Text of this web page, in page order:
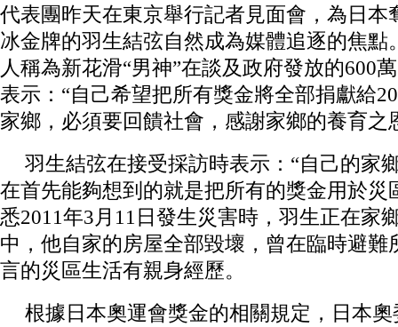
代表團昨天在東京舉行記者見面會，為日本
冰金牌的羽生結弦自然成為媒體追逐的焦點
人稱為新花滑“男神”在談及政府發放的600
表示：“自己希望把所有獎金將全部捐獻給
家鄉，必須要回饋社會，感謝家鄉的養育之
羽生結弦在接受採訪時表示：“自己的家
在首先能夠想到的就是把所有的獎金用於災
悉2011年3月11日發生災害時，羽生正在家
中，他自家的房屋全部毀壞，曾在臨時避難
言的災區生活有親身經歷。
根據日本奧運會獎金的相關規定，日本